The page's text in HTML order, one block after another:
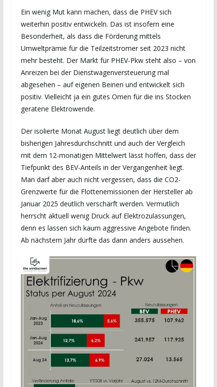
Ein wenig Mut kann machen, dass die PHEV sich
weiterhin positiv entwickeln. Das ist insofern eine
Besonderheit, als dass die Förderung mittels
Umweltprämie für die Teilzeitstromer seit 2023 nicht
mehr besteht. Der Markt für PHEV-Pkw steht also – von
Anreizen bei der Dienstwagenversteuerung mal
abgesehen – auf eigenen Beinen und entwickelt sich
positiv. Vielleicht ja ein gutes Omen für die ins Stocken
geratene Elektrowende.
Der isolierte Monat August liegt deutlich über dem
bisherigen Jahresdurchschnitt und auch der Vergleich
mit dem 12-monatigen Mittelwert lässt hoffen, dass der
Tiefpunkt des BEV-Anteils in der Vergangenheit liegt.
Man darf aber auch nicht vergessen, dass die CO2-
Grenzwerte für die Flottenemissionen der Hersteller ab
Januar 2025 deutlich verschärft werden. Vermutlich
herrscht aktuell wenig Druck auf Elektrozulassungen,
denn es lassen sich kaum aggressive Angebote finden.
Ab nächstem Jahr dürfte das dann anders aussehen.